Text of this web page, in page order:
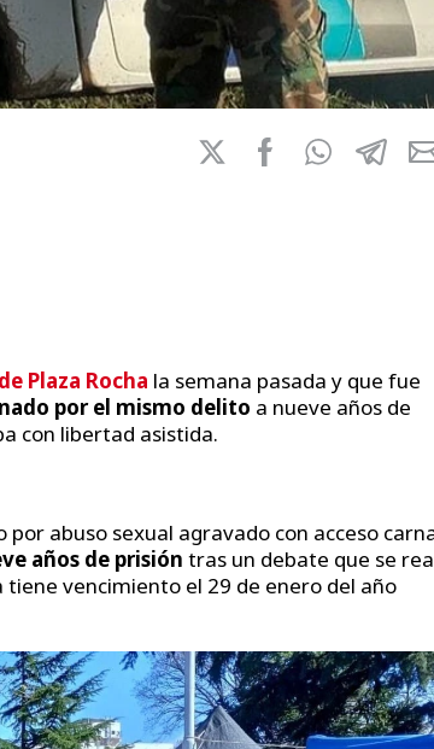
Plaza Rocha la semana pasada y que fue
por el mismo delito a nueve años de
con libertad asistida.
por abuso sexual agravado con acceso
años de prisión tras un debate que se
tiene vencimiento el 29 de enero del año